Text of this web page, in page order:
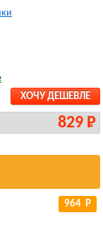
ХОЧУ ДЕШЕВЛЕ
829 Р
964 Р